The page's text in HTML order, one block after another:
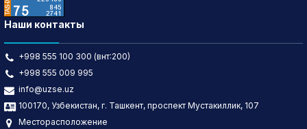
Наши контакты
+998 555 100 300 (внт:200)
+998 555 009 995
info@uzse.uz
100170, Узбекистан, г. Ташкент, проспект Мустакиллик, 107
Месторасположение